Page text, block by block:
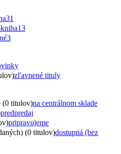
31
13
3
zľavnené tituly
(0 titulov)na centrálnom sklade
predpredaj
pripravujeme
(0 titulov)dostupná (bez